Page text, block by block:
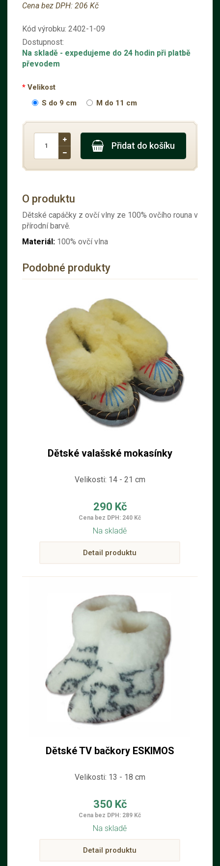
Cena bez DPH: 206 Kč
Kód výrobku: 2402-1-09
Dostupnost:
Na skladě - expedujeme do 24 hodin při platbě
převodem
Velikost
S do 9 cm
M do 11 cm
Přidat do košíku
O produktu
Dětské capáčky z ovčí vlny ze 100% ovčího rouna v
přírodní barvě.
Materiál: 100% ovčí vlna
Podobné produkty
Dětské valašské mokasínky
Velikosti: 14 - 21 cm
290 Kč
Cena bez DPH: 240 Kč
Na skladě
Detail produktu
Dětské TV bačkory ESKIMOS
Velikosti: 13 - 18 cm
350 Kč
Cena bez DPH: 289 Kč
Na skladě
Detail produktu